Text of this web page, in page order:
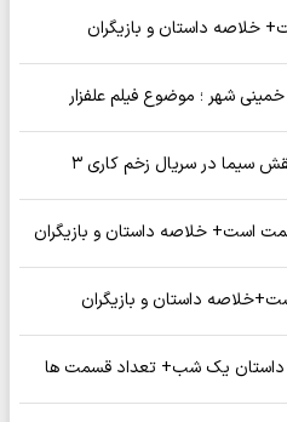
خلاصه داستان و بازیگران
شهر ؛ موضوع فیلم علفزار
سیما در سریال زخم کاری ۳
است+ خلاصه داستان و بازیگران
داستان و بازیگران
داستان یک شب+ تعداد قسمت ها